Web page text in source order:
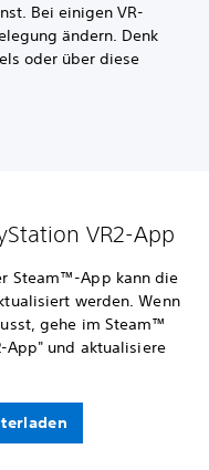
Bei einigen VR-
ändern. Denk
oder über diese
VR2-App
Steam™-App kann die
werden. Wenn
gehe im Steam™
App" und aktualisiere